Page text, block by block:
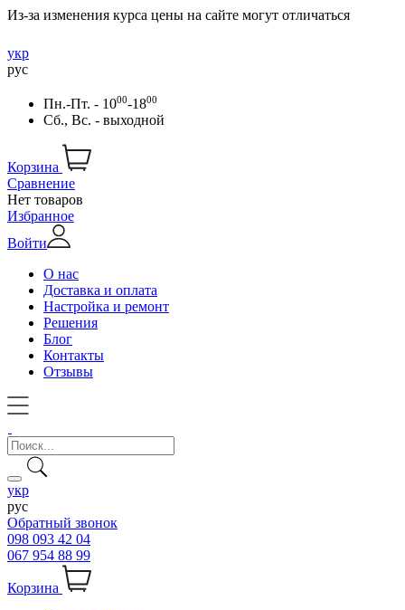
Из-за изменения курса цены на сайте могут отличаться
укр
рус
Пн.-Пт. - 1000-1800
Сб., Вс. - выходной
Корзина
Сравнение
Нет товаров
Избранное
Войти
О нас
Доставка и оплата
Настройка и ремонт
Решения
Блог
Контакты
Отзывы
укр
рус
Обратный звонок
098 093 42 04
067 954 88 99
Корзина